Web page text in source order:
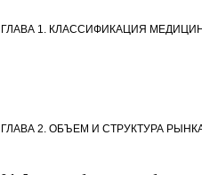
ГЛАВА 1. КЛАССИФИКАЦИЯ
ГЛАВА 2. ОБЪЕМ И СТРУКТУРА